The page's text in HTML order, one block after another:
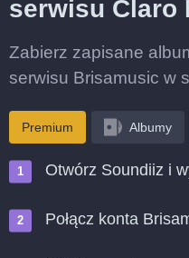
serwisu Claro
Zabierz zapisane
serwisu Brisamusic w
Premium Albumy
Otwórz Soundiiz i
Połącz konta